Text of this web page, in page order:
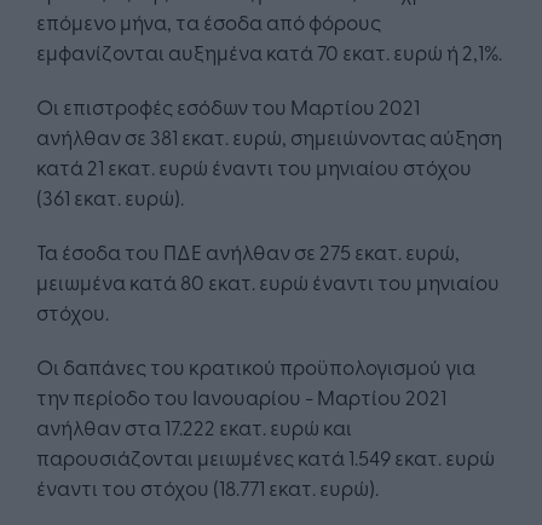
επόμενο μήνα, τα έσοδα από φόρους
εμφανίζονται αυξημένα κατά 70 εκατ. ευρώ ή 2,1%.
Οι επιστροφές εσόδων του Μαρτίου 2021
ανήλθαν σε 381 εκατ. ευρώ, σημειώνοντας αύξηση
κατά 21 εκατ. ευρώ έναντι του μηνιαίου στόχου
(361 εκατ. ευρώ).
Τα έσοδα του ΠΔΕ ανήλθαν σε 275 εκατ. ευρώ,
μειωμένα κατά 80 εκατ. ευρώ έναντι του μηνιαίου
στόχου.
Οι δαπάνες του κρατικού προϋπολογισμού για
την περίοδο του Ιανουαρίου - Μαρτίου 2021
ανήλθαν στα 17.222 εκατ. ευρώ και
παρουσιάζονται μειωμένες κατά 1.549 εκατ. ευρώ
έναντι του στόχου (18.771 εκατ. ευρώ).